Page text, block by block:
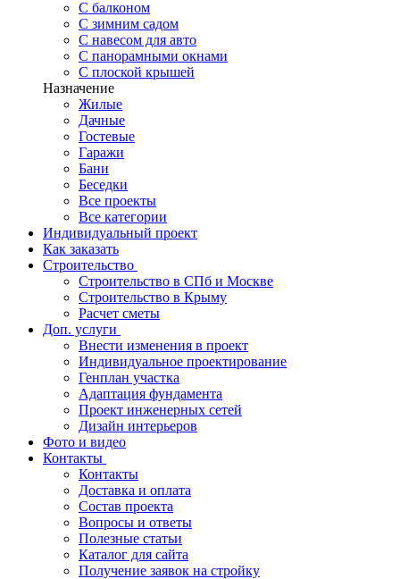
С балконом
С зимним садом
С навесом для авто
С панорамными окнами
С плоской крышей
Назначение
Жилые
Дачные
Гостевые
Гаражи
Бани
Беседки
Все проекты
Все категории
Индивидуальный проект
Как заказать
Строительство
Строительство в СПб и Москве
Строительство в Крыму
Расчет сметы
Доп. услуги
Внести изменения в проект
Индивидуальное проектирование
Генплан участка
Адаптация фундамента
Проект инженерных сетей
Дизайн интерьеров
Фото и видео
Контакты
Контакты
Доставка и оплата
Состав проекта
Вопросы и ответы
Полезные статьи
Каталог для сайта
Получение заявок на стройку